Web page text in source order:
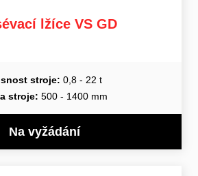
lžíce VS GD
stroje: 0,8 - 22 t
stroje: 500 - 1400 mm
Na vyžádání